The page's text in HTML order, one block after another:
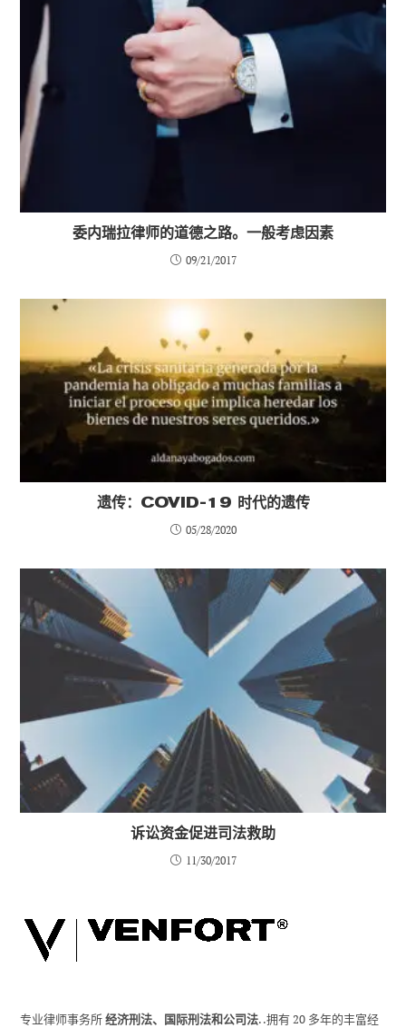
委内瑞拉律师的道德之路。一般考虑因素
09/21/2017
遗传：COVID-19 时代的遗传
05/28/2020
诉讼资金促进司法救助
11/30/2017
专业律师事务所经济刑法、国际刑法和公司法. .拥有 20 多年的丰富经